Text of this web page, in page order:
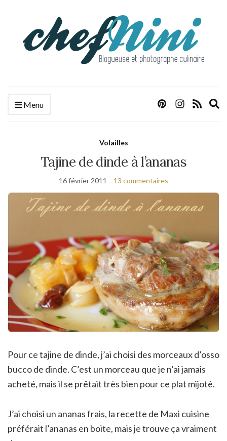
Menu
Volailles
Tajine de dinde à l’ananas
16 février 2011 13 commentaires
Pour ce tajine de dinde, j’ai choisi des morceaux d’osso
bucco de dinde. C’est un morceau que je n’ai jamais
acheté, mais il se prêtait très bien pour ce plat mijoté.
J’ai choisi un ananas frais, la recette de Maxi cuisine
préférait l’ananas en boite, mais je trouve ça vraiment